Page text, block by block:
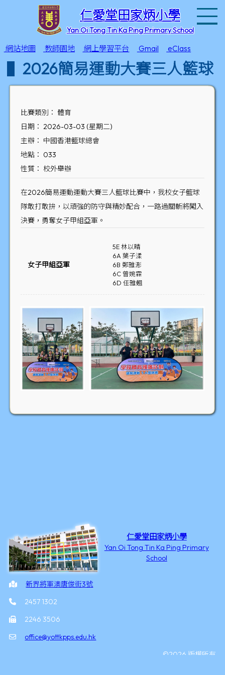
仁愛堂田家炳小學
Yan Oi Tong Tin Ka Ping Primary School
網站地圖 教師園地 網上學習平台 Gmail eClass
2026簡易運動大賽三人籃球
比賽類別： 體育
日期： 2026-03-03 (星期二)
主辦： 中國香港籃球總會
地點： 033
性質： 校外舉辦
在2026簡易運動運動大賽三人籃球比賽中，我校女子籃球
隊敢打敢拚，以頑強的防守與精妙配合，一路過關斬將闖入
決賽，勇奪女子甲組亞軍。
女子甲組亞軍
5E 林以晴
6A 葉子渘
6B 鄭雅浵
6C 曾婉霖
6D 任雅翹
仁愛堂田家炳小學
Yan Oi Tong Tin Ka Ping Primary
School
新界將軍澳唐俊街3號
2457 1302
2246 3506
office@yottkpps.edu.hk
©2026 版權所有